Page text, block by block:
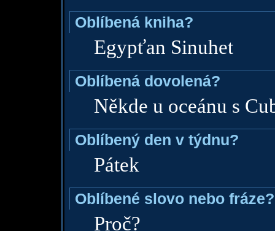
Oblíbená kniha?
Egypťan Sinuhet
Oblíbená dovolená?
Někde u oceánu s
Oblíbený den v týdnu?
Pátek
Oblíbené slovo nebo fráze?
Proč?